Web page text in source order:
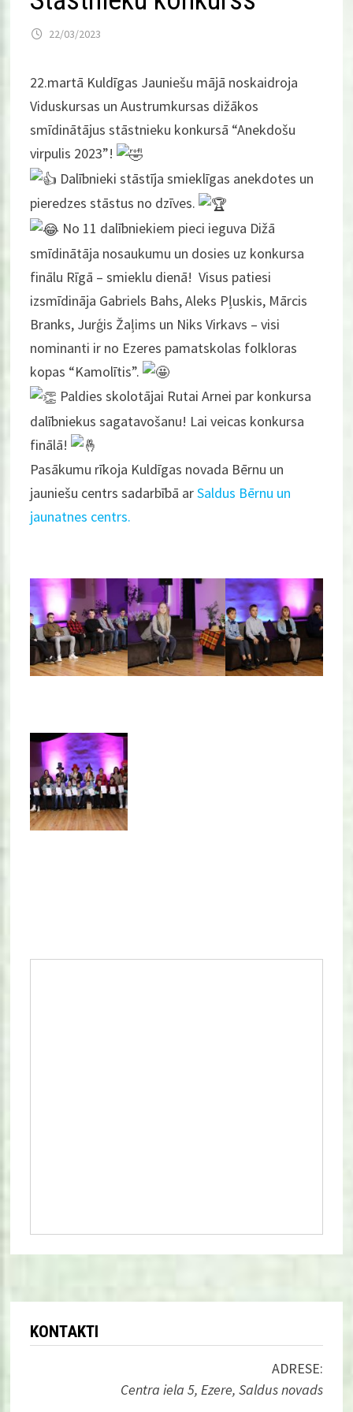
22/03/2023
22.martā Kuldīgas Jauniešu mājā noskaidroja
Viduskursas un Austrumkursas dižākos
smīdinātājus stāstnieku konkursā “Anekdošu
virpulis 2023”!
Dalībnieki stāstīja smieklīgas anekdotes un
pieredzes stāstus no dzīves.
No 11 dalībniekiem pieci ieguva Dižā
smīdinātāja nosaukumu un dosies uz konkursa
finālu Rīgā – smieklu dienā! Visus patiesi
izsmīdināja Gabriels Bahs, Aleks Pļuskis, Mārcis
Branks, Jurģis Žaļims un Niks Virkavs – visi
nominanti ir no Ezeres pamatskolas folkloras
kopas “Kamolītis”.
Paldies skolotājai Rutai Arnei par konkursa
dalībniekus sagatavošanu! Lai veicas konkursa
finālā!
Pasākumu rīkoja Kuldīgas novada Bērnu un
jauniešu centrs sadarbībā arSaldus Bērnu un
jaunatnes centrs.
KONTAKTI
ADRESE:
Centra iela 5, Ezere, Saldus novads